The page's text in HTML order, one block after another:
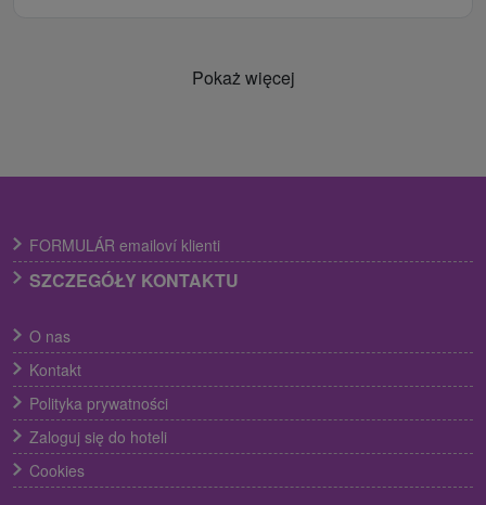
Pokaż więcej
FORMULÁR emailoví klienti
SZCZEGÓŁY KONTAKTU
O nas
Kontakt
Polityka prywatności
Zaloguj się do hoteli
Cookies